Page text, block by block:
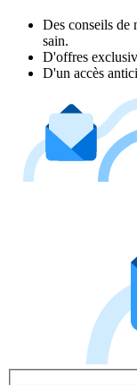
Des conseils de
sain.
D'offres
D'un accès